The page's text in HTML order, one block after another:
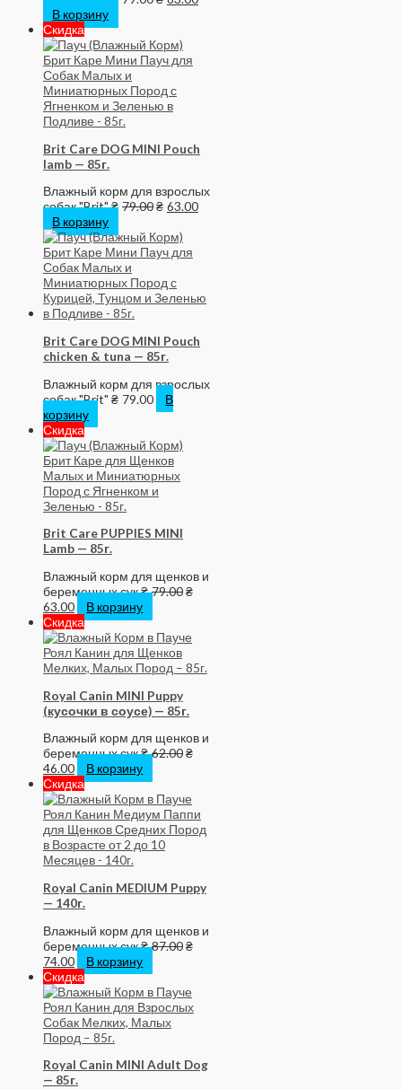
В корзину
Скидка
Brit Care DOG MINI Pouch
lamb — 85г.
Влажный корм для взрослых
собак "Brit"₴ 79.00₴ 63.00
В корзину
Brit Care DOG MINI Pouch
chicken & tuna — 85г.
Влажный корм для взрослых
собак "Brit" ₴ 79.00
В
корзину
Скидка
Brit Care PUPPIES MINI
Lamb — 85г.
Влажный корм для щенков и
беременных сук₴ 79.00₴
63.00
В корзину
Скидка
Royal Canin MINI Puppy
(кусочки в соусе) — 85г.
Влажный корм для щенков и
беременных сук₴ 62.00₴
46.00
В корзину
Скидка
Royal Canin MEDIUM Puppy
— 140г.
Влажный корм для щенков и
беременных сук₴ 87.00₴
74.00
В корзину
Скидка
Royal Canin MINI Adult Dog
— 85г.